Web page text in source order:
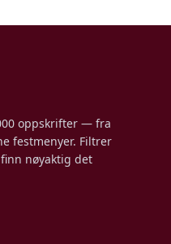
oppskrifter — fra
festmenyer. Filtrer
nøyaktig det